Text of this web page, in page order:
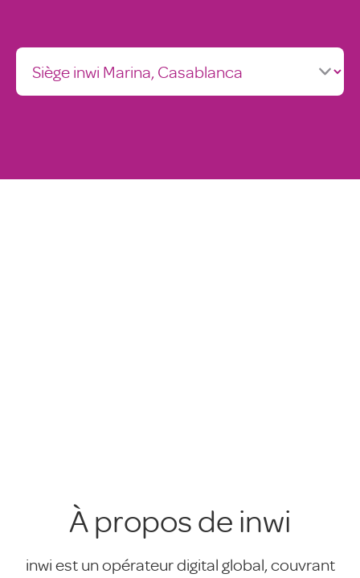
À propos de inwi
inwi est un opérateur digital global, couvrant